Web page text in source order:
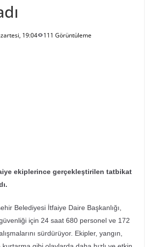
19:04 111 Görüntüleme
ekiplerince gerçekleştirilen tatbikat
Belediyesi İtfaiye Daire Başkanlığı,
için 24 saat 680 personel ve 172
sürdürüyor. Ekipler, yangın,